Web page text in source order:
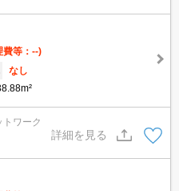
費等：--)
なし
ワーク
詳細を見る